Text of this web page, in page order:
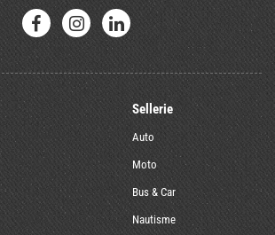
Sellerie
Auto
Moto
Bus & Car
Nautisme